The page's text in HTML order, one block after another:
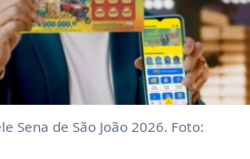
Sena de São João 2026. Foto: